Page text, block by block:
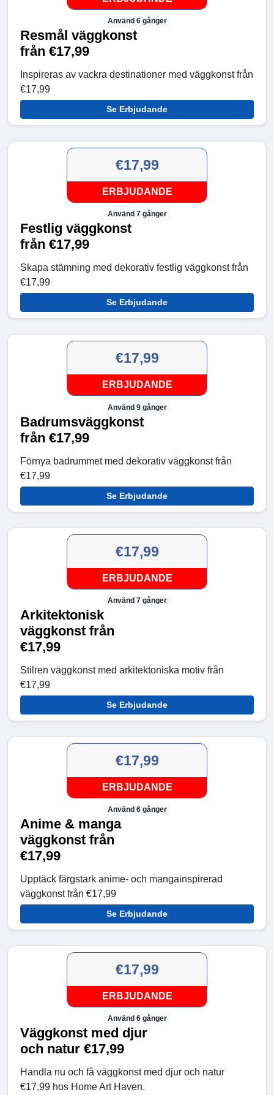
Använd 6 gånger
Resmål väggkonst
från €17,99
Inspireras av vackra destinationer med väggkonst från
€17,99
Se Erbjudande
€17,99
ERBJUDANDE
Använd 7 gånger
Festlig väggkonst
från €17,99
Skapa stämning med dekorativ festlig väggkonst från
€17,99
Se Erbjudande
€17,99
ERBJUDANDE
Använd 9 gånger
Badrumsväggkonst
från €17,99
Förnya badrummet med dekorativ väggkonst från
€17,99
Se Erbjudande
€17,99
ERBJUDANDE
Använd 7 gånger
Arkitektonisk
väggkonst från
€17,99
Stilren väggkonst med arkitektoniska motiv från
€17,99
Se Erbjudande
€17,99
ERBJUDANDE
Använd 6 gånger
Anime & manga
väggkonst från
€17,99
Upptäck färgstark anime- och mangainspirerad
väggkonst från €17,99
Se Erbjudande
€17,99
ERBJUDANDE
Använd 6 gånger
Väggkonst med djur
och natur €17,99
Handla nu och få väggkonst med djur och natur
€17,99 hos Home Art Haven.